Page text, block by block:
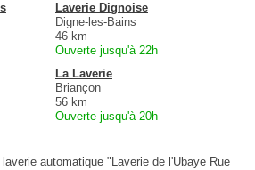
Laverie Dignoise
Digne-les-Bains
46 km
Ouverte jusqu'à 22h
La Laverie
Briançon
56 km
Ouverte jusqu'à 20h
automatique "Laverie de l'Ubaye Rue